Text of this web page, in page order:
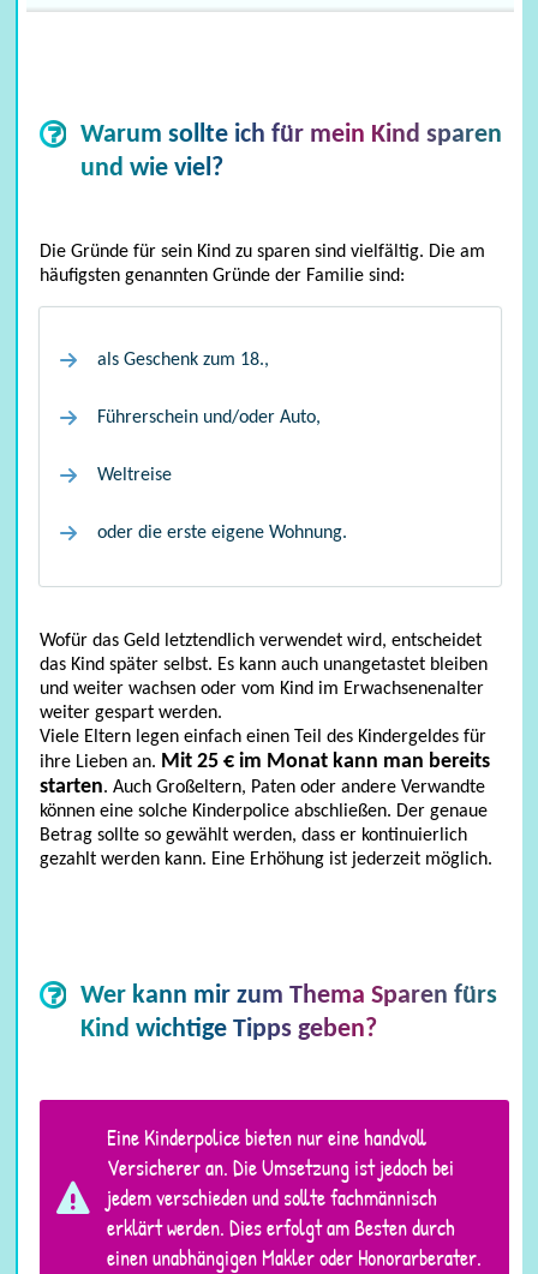
Pflegeversicherung
Auto
Warum sollte ich für mein Kind sparen
und wie viel?
Die Gründe für sein Kind zu sparen sind vielfältig. Die am
häufigsten genannten Gründe der Familie sind:
als Geschenk zum 18.,
Führerschein und/oder Auto,
Weltreise
oder die erste eigene Wohnung.
Wofür das Geld letztendlich verwendet wird, entscheidet
das Kind später selbst. Es kann auch unangetastet bleiben
und weiter wachsen oder vom Kind im Erwachsenenalter
weiter gespart werden.
Viele Eltern legen einfach einen Teil des Kindergeldes für
ihre Lieben an. Mit 25 € im Monat kann man bereits
starten. Auch Großeltern, Paten oder andere Verwandte
können eine solche Kinderpolice abschließen. Der genaue
Betrag sollte so gewählt werden, dass er kontinuierlich
gezahlt werden kann. Eine Erhöhung ist jederzeit möglich.
Wer kann mir zum Thema Sparen fürs
Kind wichtige Tipps geben?
Eine Kinderpolice bieten nur eine handvoll
Versicherer an. Die Umsetzung ist jedoch bei
jedem verschieden und sollte fachmännisch
erklärt werden. Dies erfolgt am Besten durch
einen unabhängigen Makler oder Honorarberater.